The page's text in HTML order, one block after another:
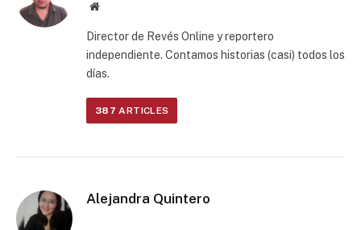
Website
Director de Revés Online y reportero
independiente. Contamos historias (casi) todos los
días.
387 ARTICLES
Alejandra Quintero